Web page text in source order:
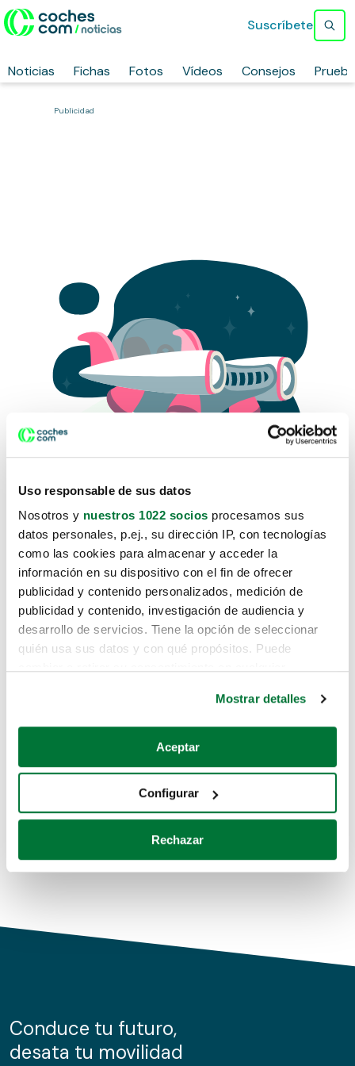
Uso responsable de sus datos
Nosotros y nuestros 1022 socios procesamos sus
datos personales, p.ej., su dirección IP, con tecnologías
como las cookies para almacenar y acceder la
información en su dispositivo con el fin de ofrecer
publicidad y contenido personalizados, medición de
publicidad y contenido, investigación de audiencia y
desarrollo de servicios. Tiene la opción de seleccionar
quién usa sus datos y con qué propósitos. Puede
Si lo permite, también quisiéramos:
Recopilar información sobre su ubicación geográfica
Identificar su dispositivo analizándolo activamente
para buscar características específicas (huellas
Obtenga más información sobre cómo se procesan sus
de cookies.
información sobre el uso que haga del sitio web con
nuestros partners de redes sociales, publicidad y análisis
Mostrar detalles
Aceptar
Configurar
Rechazar
Noticias Fichas Fotos Vídeos Consejos
Suscríbete
Publicidad
Lo sentimos, no sabemos como
te hemos traido hasta aquí.
Pero puedes encontrar el coche que estás
buscando en alguno de estos enlaces:
Coches de segunda mano
Coches de km0
Conduce tu futuro,
desata tu movilidad